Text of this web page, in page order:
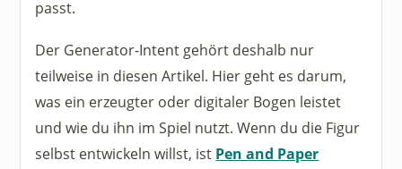
passt.
Der Generator-Intent gehört deshalb nur
teilweise in diesen Artikel. Hier geht es darum,
was ein erzeugter oder digitaler Bogen leistet
und wie du ihn im Spiel nutzt. Wenn du die Figur
selbst entwickeln willst, ist Pen and Paper